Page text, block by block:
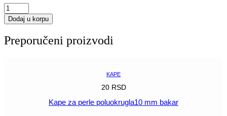
Kape
za
perle
mm
Dodaj u korpu
Preporučeni proizvodi
KAPE
20 RSD
Kape za perle poluokrugla10 mm bakar